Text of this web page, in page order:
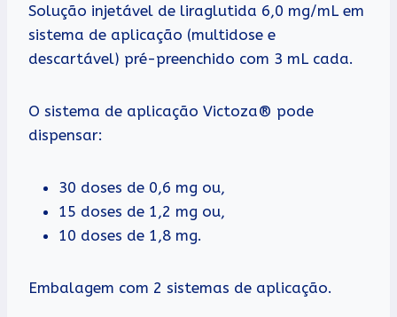
Solução injetável de liraglutida 6,0 mg/mL em
sistema de aplicação (multidose e
descartável) pré-preenchido com 3 mL cada.
O sistema de aplicação Victoza® pode
dispensar:
30 doses de 0,6 mg ou,
15 doses de 1,2 mg ou,
10 doses de 1,8 mg.
Embalagem com 2 sistemas de aplicação.